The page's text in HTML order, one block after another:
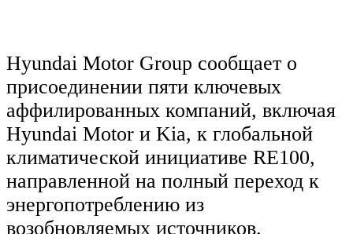
Hyundai Motor Group сообщает о
присоединении пяти ключевых
аффилированных компаний, включая
Hyundai Motor и Kia, к глобальной
климатической инициативе RE100,
направленной на полный переход к
энергопотреблению из
возобновляемых источников.